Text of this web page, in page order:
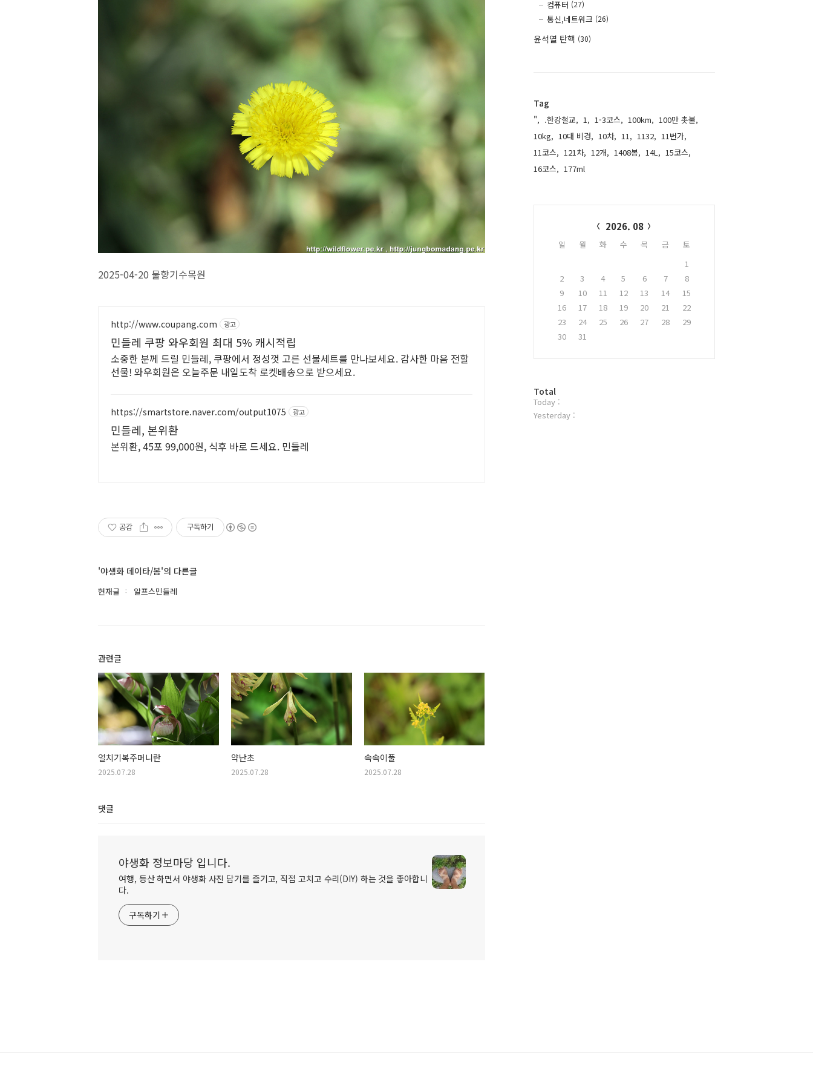
2025-04-20 물향기수목원
http://www.coupang.com 광고
민들레 쿠팡 와우회원 최대 5% 캐시적립
소중한 분께 드릴 민들레, 쿠팡에서 정성껏 고른 선물세트를 만나보세요. 감사한 마음 전할
선물! 와우회원은 오늘주문 내일도착 로켓배송으로 받으세요.
https://smartstore.naver.com/output1075 광고
민들레, 본위환
본위환, 45포 99,000원, 식후 바로 드세요. 민들레
공감 구독하기
'야생화 데이타/봄'의 다른글
현재글 알프스민들레
관련글
얼치기복주머니란
2025.07.28
약난초
2025.07.28
속속이풀
2025.07.28
댓글
야생화 정보마당 입니다.
여행, 등산 하면서 야생화 사진 담기를 즐기고, 직접 고치고 수리(DIY) 하는 것을 좋아합니
다.
구독하기
컴퓨터 (27)
통신,네트워크 (26)
윤석열 탄핵 (30)
Tag
", .한강철교, 1, 1-3코스, 100km, 100만 촛불,
10kg, 10대 비경, 10차, 11, 1132, 11번가,
11코스, 121차, 12개, 1408봉, 14L, 15코스,
16코스, 177ml,
2026. 08
일 월 화 수 목 금
토
1
2
3 4 5 6 7
8
9
10 11 12 13 14
15
16
17 18 19 20 21
22
23
24 25 26 27 28
29
30
31
방
문
자
Total
Today :
Yesterday :